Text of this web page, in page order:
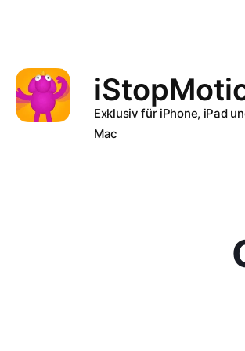
Exklusiv für iPhone, iPad
Mac